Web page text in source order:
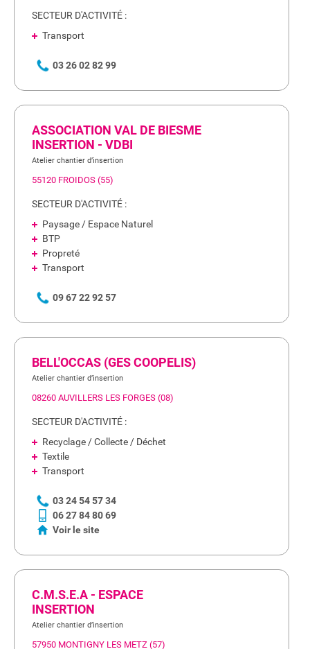
SECTEUR D'ACTIVITÉ :
Transport
03 26 02 82 99
ASSOCIATION VAL DE BIESME
INSERTION - VDBI
Atelier chantier d’insertion
55120 FROIDOS (55)
SECTEUR D'ACTIVITÉ :
Paysage / Espace Naturel
BTP
Propreté
Transport
09 67 22 92 57
BELL'OCCAS (GES COOPELIS)
Atelier chantier d’insertion
08260 AUVILLERS LES FORGES (08)
SECTEUR D'ACTIVITÉ :
Recyclage / Collecte / Déchet
Textile
Transport
03 24 54 57 34
06 27 84 80 69
Voir le site
C.M.S.E.A - ESPACE
INSERTION
Atelier chantier d’insertion
57950 MONTIGNY LES METZ (57)